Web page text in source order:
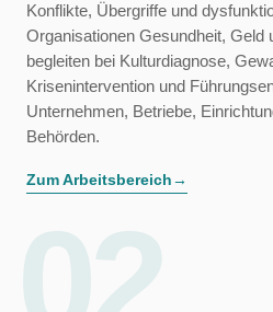
Konflikte, Übergriffe und
Organisationen Gesundheit, Geld
begleiten bei Kulturdiagnose,
Krisenintervention und
Unternehmen, Betriebe,
Behörden.
Zum Arbeitsbereich→